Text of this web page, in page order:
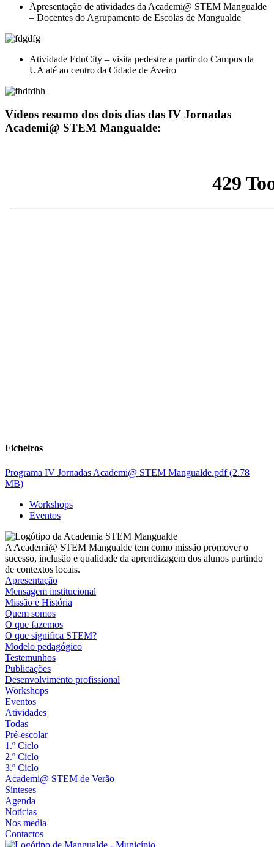
Apresentação de atividades da Academi@ STEM Mangualde
– Docentes do Agrupamento de Escolas de Mangualde
Atividade EduCity – visita pedestre a partir do Campus da
UA até ao centro da Cidade de Aveiro
Vídeos resumo dos dois dias das IV Jornadas
Academi@ STEM Mangualde:
Ficheiros
Programa IV Jornadas Academi@ STEM Mangualde.pdf(2.78
MB)
Workshops
Eventos
A Academi@ STEM Mangualde tem como missão promover o
sucesso, inclusão e qualidade da aprendizagem dos alunos partindo
de contextos locais.
Apresentação
Mensagem institucional
Missão e História
Quem somos
O que fazemos
O que significa STEM?
Modelo pedagógico
Testemunhos
Publicações
Desenvolvimento profissional
Workshops
Eventos
Atividades
Todas
Pré-escolar
1.º Ciclo
2.º Ciclo
3.º Ciclo
Academi@ STEM de Verão
Sínteses
Agenda
Notícias
Nos media
Contactos